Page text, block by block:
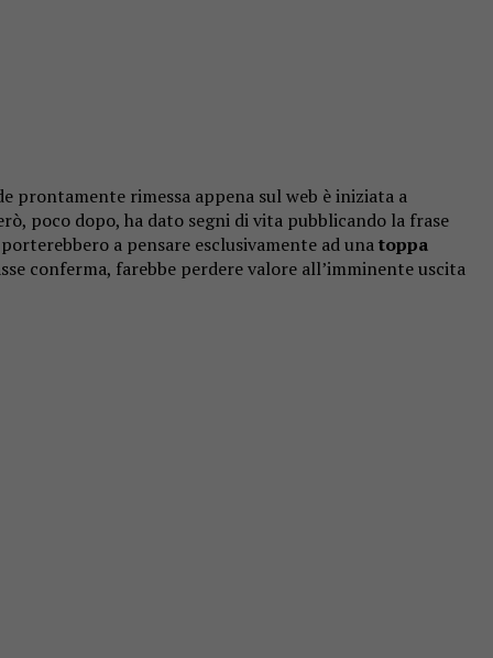
prontamente rimessa appena sul web è iniziata a
poco dopo, ha dato segni di vita pubblicando la frase
a pensare esclusivamente ad unatoppa
conferma, farebbe perdere valore all’imminente uscita